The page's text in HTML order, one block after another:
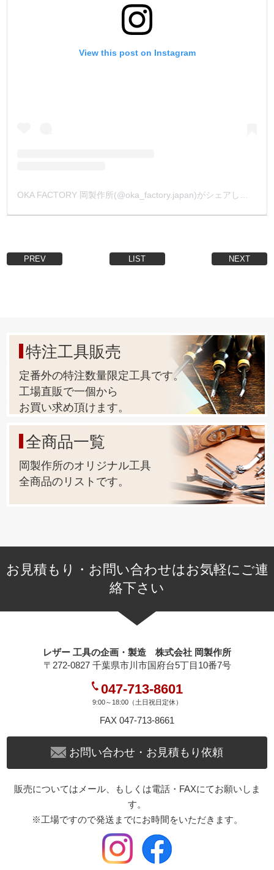
View this post on Instagram
OKA FACTORY 岡製作所(@oka_factory.japan)がシェアした投稿
PREV LIST NEXT
特注工具販売
定番外の特注数量限定工具です。
工場直販で一個から
お買い求め頂けます。
全商品一覧
岡製作所のオリジナル工具
全商品のリストです。
お見積もり・お問い合わせはお気軽にご連
絡下さい
レザー 工具の企画・製造 株式会社 岡製作所
〒272-0827 千葉県市川市国府台5丁目10番7号
047-713-8601
9:00～18:00（土日祝日定休）
FAX 047-713-8661
お問い合わせ・お見積もり依頼
販売についてはメール、もしくは電話・FAXにてお願いしま
す。
※工場ですので発送までにお時間をいただきます。